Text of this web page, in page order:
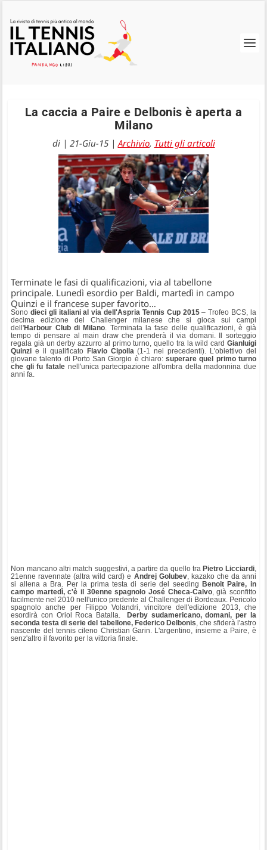
La caccia a Paire e Delbonis è aperta a
Milano
di | 21-Giu-15|Archivio, Tutti gli articoli
Terminate le fasi di qualificazioni, via al tabellone
principale. Lunedì esordio per Baldi, martedì in campo
Quinzi e il francese super favorito…
Sonodieci gli italiani al via dell'Aspria Tennis Cup 2015– Trofeo BCS, la
decima edizione del Challenger milanese che si gioca sui campi
dell'Harbour Club di Milano . Terminata la fase delle qualificazioni, è già
tempo di pensare al main draw che prenderà il via domani. Il sorteggio
regala già un derby azzurro al primo turno, quello tra la wild card Gianluigi
Quinzi e il qualificato Flavio Cipolla (1-1 nei precedenti). L'obiettivo del
giovane talento di Porto San Giorgio è chiaro:superare quel primo turno
che gli fu fatale nell'unica partecipazione all'ombra della madonnina due
anni fa.
Non mancano altri match suggestivi, a partire da quello tra Pietro Licciardi,
21enne ravennate (altra wild card) e Andrej Golubev, kazako che da anni
si allena a Bra. Per la prima testa di serie del seeding
Benoit Paire, in
campo martedì, c'è il 30enne spagnolo José Checa-Calvo, già sconfitto
facilmente nel 2010 nell'unico predente al Challenger di Bordeaux. Pericolo
spagnolo anche per Filippo Volandri, vincitore dell'edizione 2013, che
esordirà con Oriol Roca Batalla.
Derby sudamericano, domani, per la
seconda testa di serie del tabellone, Federico Delbonis , che sfiderà l'astro
nascente del tennis cileno Christian Garin. L'argentino, insieme a Paire, è
senz'altro il favorito per la vittoria finale.